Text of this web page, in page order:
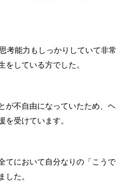
考能力もしっかりしていて非
をしている方でした。
が不自由になっていたため、
を受けています。
てにおいて自分なりの「こうで
した。